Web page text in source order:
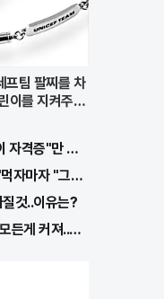
프팀 팔찌를 차
이를 지켜주세
!!
격증"만 따면 된다.
마자 "그곳" 땅땅해져..헉!
것..이유는?
게 커져..화제!